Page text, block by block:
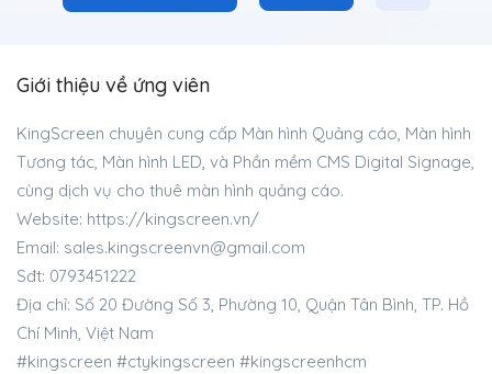
Giới thiệu về ứng viên
KingScreen chuyên cung cấp Màn hình Quảng cáo, Màn hình
Tương tác, Màn hình LED, và Phần mềm CMS Digital Signage,
cùng dịch vụ cho thuê màn hình quảng cáo.
Website: https://kingscreen.vn/
Email: sales.kingscreenvn@gmail.com
Sđt: 0793451222
Địa chỉ: Số 20 Đường Số 3, Phường 10, Quận Tân Bình, TP. Hồ
Chí Minh, Việt Nam
#kingscreen #ctykingscreen #kingscreenhcm